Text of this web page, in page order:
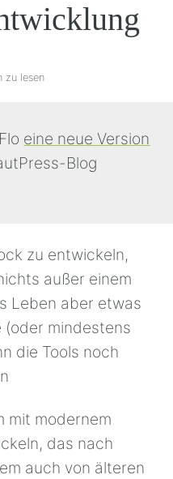
zu lesen
eine neue Version
Blog
zu entwickeln,
außer einem
Leben aber etwas
mindestens
die Tools noch
mit modernem
das nach
auch von älteren